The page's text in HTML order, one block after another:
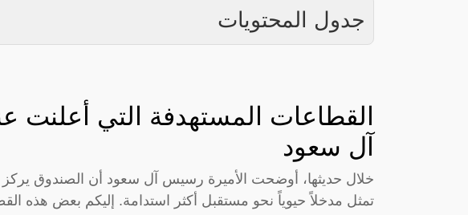
جدول المحتويات
القطاعات المستهدفة التي أعلنت
آل سعود
خلال حديثها، أوضحت الأميرة رسيس آل سعود أن الصندوق
تمثل مدخلاً حيوياً نحو مستقبل أكثر استدامة. إليكم بعض هذه